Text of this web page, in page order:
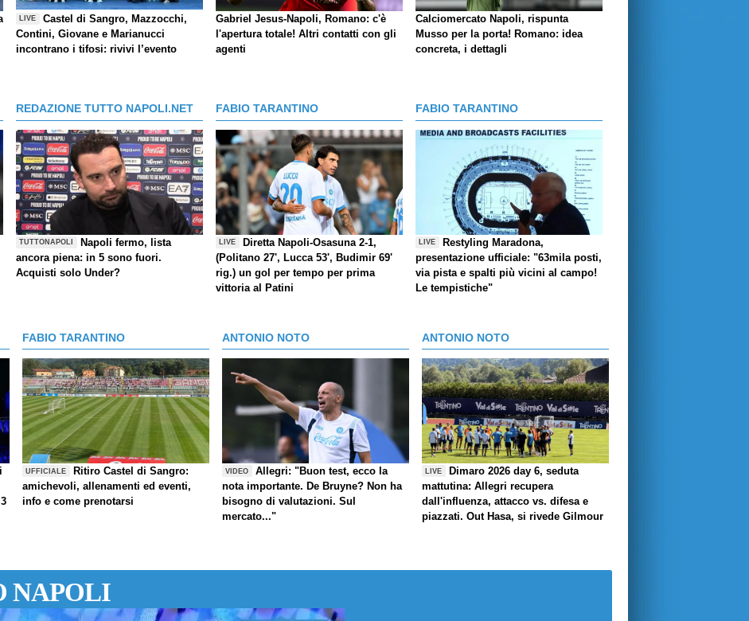
LIVE
Castel di Sangro, Mazzocchi,
Contini, Giovane e Marianucci
incontrano i tifosi: rivivi l’evento
Gabriel Jesus-Napoli, Romano: c'è
l'apertura totale! Altri contatti con gli
agenti
Calciomercato Napoli, rispunta
Musso per la porta! Romano: idea
concreta, i dettagli
REDAZIONE TUTTO NAPOLI.NET
TUTTONAPOLI
Napoli fermo, lista
ancora piena: in 5 sono fuori.
Acquisti solo Under?
FABIO TARANTINO
LIVE
Diretta Napoli-Osasuna 2-1,
(Politano 27', Lucca 53', Budimir 69'
rig.) un gol per tempo per prima
vittoria al Patini
FABIO TARANTINO
LIVE
Restyling Maradona,
presentazione ufficiale: "63mila posti,
via pista e spalti più vicini al campo!
Le tempistiche"
FABIO TARANTINO
UFFICIALE
Ritiro Castel di Sangro:
amichevoli, allenamenti ed eventi,
info e come prenotarsi
ANTONIO NOTO
VIDEO
Allegri: "Buon test, ecco la
nota importante. De Bruyne? Non ha
bisogno di valutazioni. Sul
mercato..."
ANTONIO NOTO
LIVE
Dimaro 2026 day 6, seduta
mattutina: Allegri recupera
dall'influenza, attacco vs. difesa e
piazzati. Out Hasa, si rivede Gilmour
NAPOLI